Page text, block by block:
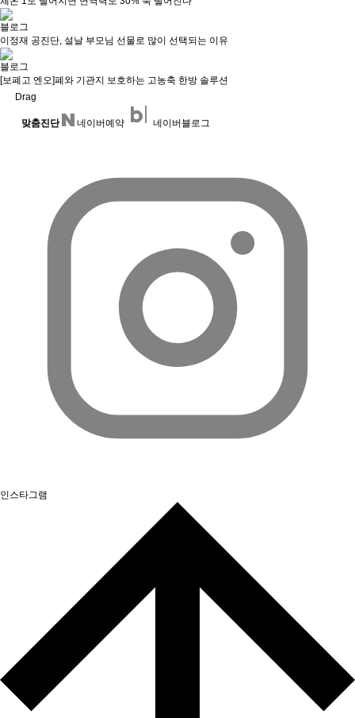
블로그
이정재 공진단, 설날 부모님 선물로 많이 선택되는 이유
블로그
[보폐고 엔오]폐와 기관지 보호하는 고농축 한방 솔루션
Drag
맞춤진단 네이버예약 네이버블로그
인스타그램